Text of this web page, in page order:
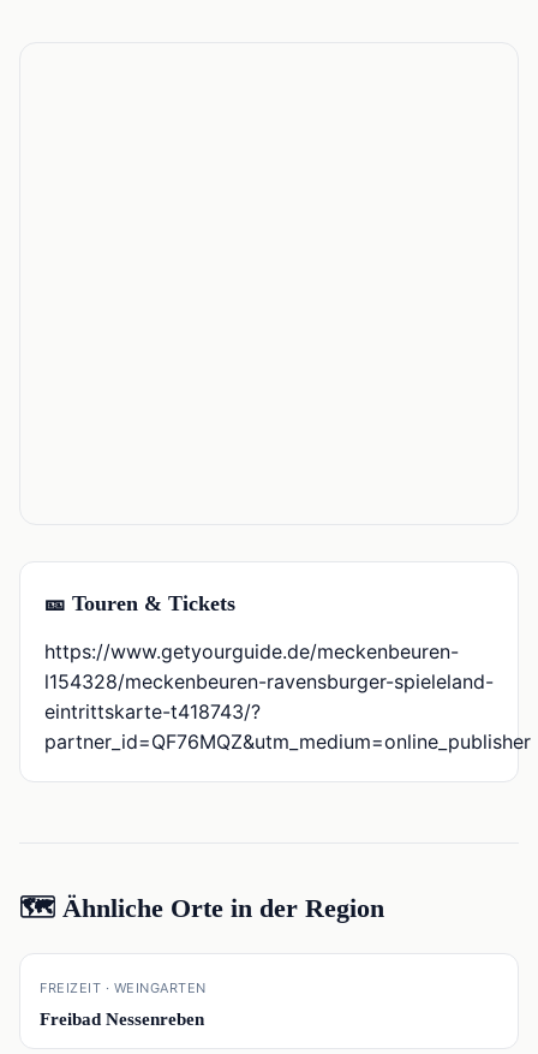
🎫 Touren & Tickets
https://www.getyourguide.de/meckenbeuren-
l154328/meckenbeuren-ravensburger-spieleland-
eintrittskarte-t418743/?
partner_id=QF76MQZ&utm_medium=online_publisher
🗺️ Ähnliche Orte in der Region
📍
FREIZEIT · WEINGARTEN
Freibad Nessenreben